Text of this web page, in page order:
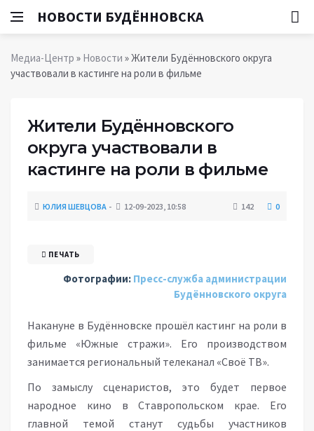
НОВОСТИ БУДЁННОВСКА
Медиа-Центр » Новости » Жители Будённовского округа
участвовали в кастинге на роли в фильме
Жители Будённовского
округа участвовали в
кастинге на роли в фильме
ЮЛИЯ ШЕВЦОВА 12-09-2023, 10:58 142 0
ПЕЧАТЬ
Фотографии: Пресс-служба администрации
Будённовского округа
Накануне в Будённовске прошёл кастинг на роли в
фильме «Южные стражи». Его производством
занимается региональный телеканал «Своё ТВ».
По замыслу сценаристов, это будет первое
народное кино в Ставропольском крае. Его
главной темой станут судьбы участников